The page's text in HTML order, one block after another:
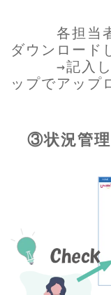
各担当者
ダウンロード
→記入した
ップでアップ
③状況管